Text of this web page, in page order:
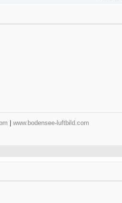
www.bodensee-luftbild.com